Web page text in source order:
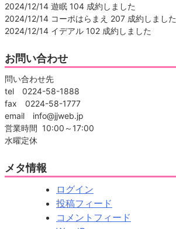
2024/12/14 遊眠 104 成約しました
2024/12/14 コーポはらまえ 207 成約しました
2024/12/14 イデアル 102 成約しました
お問い合わせ
問い合わせ先
tel 0224-58-1888
fax 0224-58-1777
email info@jjweb.jp
営業時間 10:00～17:00
水曜定休
メタ情報
ログイン
投稿フィード
コメントフィード